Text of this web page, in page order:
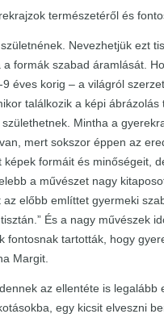
természetéről és
Nevezhetjük ezt
formák szabad áramlását.
éves korig – a világról
találkozik a képi ábrázolás
Mintha a
mert sokszor éppen az
formáit és minőségeit,
a művészet nagy
előbb említtet gyermeki
És a nagy művészek
fontosnak tartották, hogy
Margit.
az ellentéte is legalább
egy kicsit elveszni